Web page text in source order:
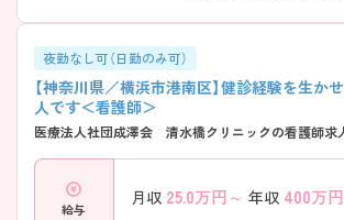
夜勤なし可（日勤のみ可）
【神奈川県／横浜市港南区】健診経験を生か
人です＜看護師＞
医療法人社団成澤会 清水橋クリニックの看護師求
給与
月収 25.0万円～ 年収 400万